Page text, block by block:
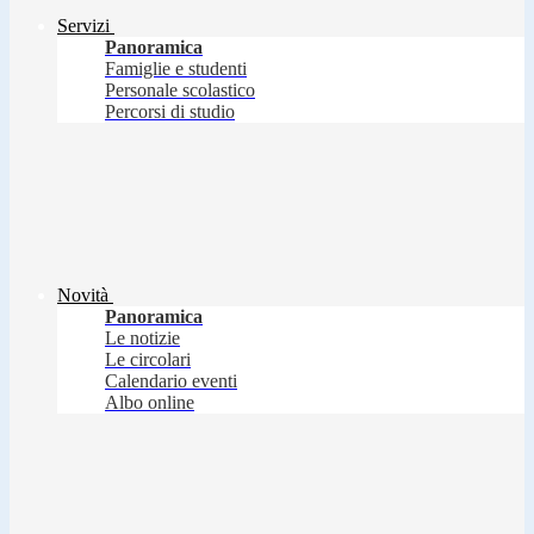
Servizi
Panoramica
Famiglie e studenti
Personale scolastico
Percorsi di studio
Novità
Panoramica
Le notizie
Le circolari
Calendario eventi
Albo online